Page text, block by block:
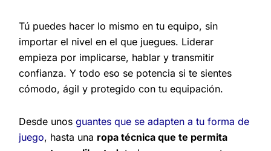
Tú puedes hacer lo mismo en tu equipo, sin
importar el nivel en el que juegues. Liderar
empieza por implicarse, hablar y transmitir
confianza. Y todo eso se potencia si te sientes
cómodo, ágil y protegido con tu equipación.
Desde unosguantes que se adapten a tu forma de
juego, hasta una ropa técnica que te permita